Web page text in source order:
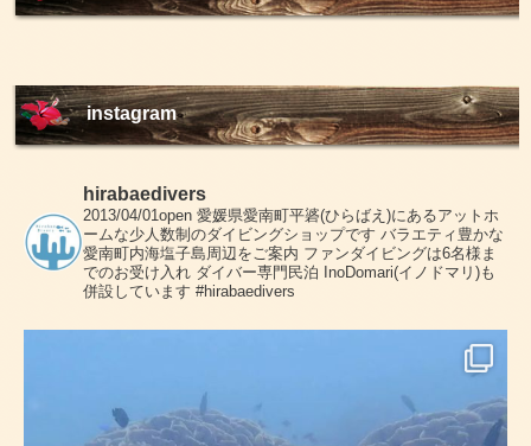
instagram
hirabaedivers
2013/04/01open 愛媛県愛南町平碆(ひらばえ)にあるアットホ
ームな少人数制のダイビングショップです バラエティ豊かな
愛南町内海塩子島周辺をご案内 ファンダイビングは6名様ま
でのお受け入れ ダイバー専門民泊 InoDomari(イノドマリ)も
併設しています #hirabaedivers